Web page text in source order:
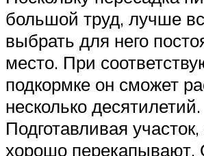
большой труд, лучше
выбрать для него
место. При
подкормке он сможет
несколько десятилетий.
Подготавливая
хорошо перекапывают.